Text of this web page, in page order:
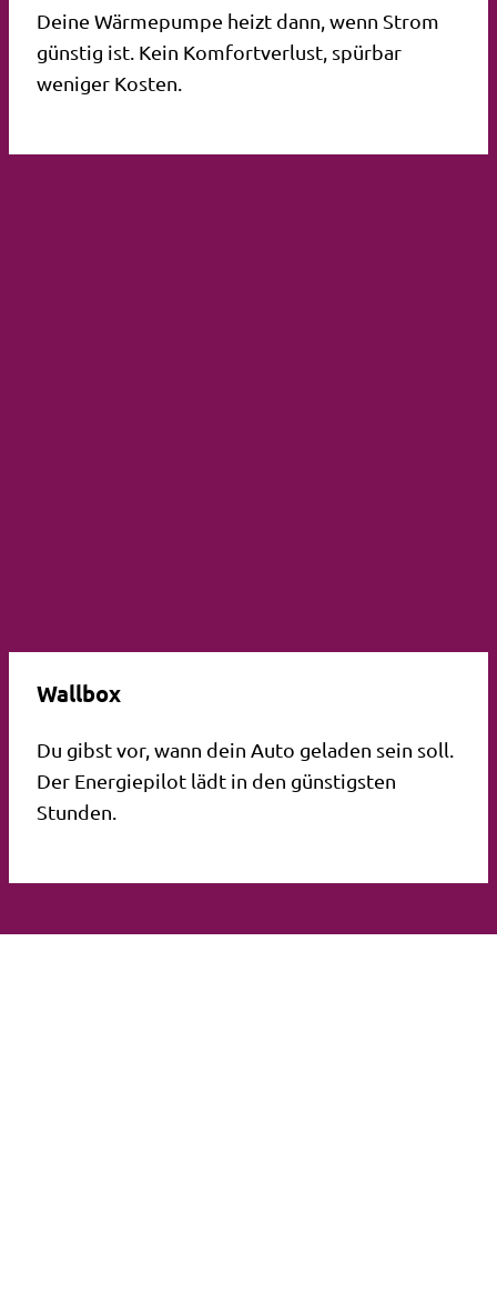
Deine Wärmepumpe heizt dann, wenn Strom
günstig ist. Kein Komfortverlust, spürbar
weniger Kosten.
Wallbox
Du gibst vor, wann dein Auto geladen sein soll.
Der Energiepilot lädt in den günstigsten
Stunden.